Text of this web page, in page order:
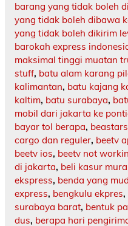
barang yang tidak boleh
yang tidak boleh dibawa
yang tidak boleh dikirim
barokah express
maksimal tinggi muatan
stuff, batu alam karang
kalimantan, batu kajang
kaltim, batu surabaya,
mobil dari jakarta ke
bayar tol berapa,
cargo dan reguler, beetv
beetv ios, beetv not
di jakarta, beli kasur
ekspress, benda yang
express, bengkulu ekpres,
surabaya barat, bentuk
dus, berapa hari